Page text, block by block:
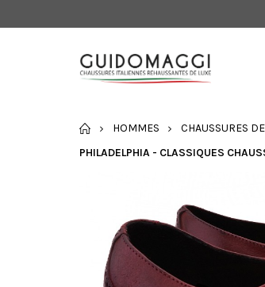
ACCUEIL
HOMMES CHAUSSURES
PHILADELPHIA - CLASSIQUES